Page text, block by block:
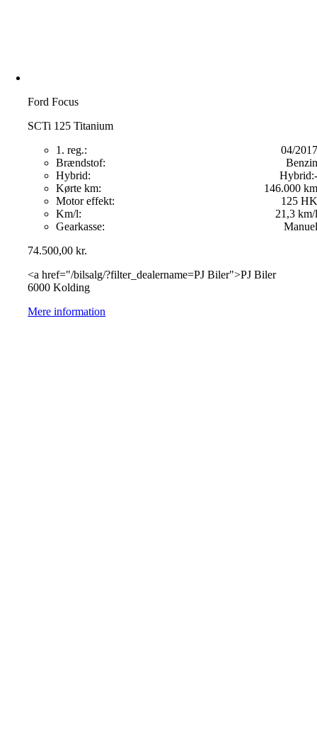
Ford Focus
SCTi 125 Titanium
1. reg.:
04/2017
Brændstof:
Benzin
Hybrid:
Hybrid:-
Kørte km:
146.000 km
Motor effekt:
125 HK
Km/l:
21,3 km/l
Gearkasse:
Manuel
74.500,00kr.
<a href="/bilsalg/?filter_dealername=PJ Biler">PJ Biler
6000 Kolding
Mere information